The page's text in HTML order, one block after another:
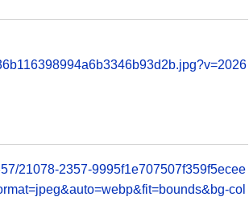
21078-2357-9995f1e707507f359f5ecee
col